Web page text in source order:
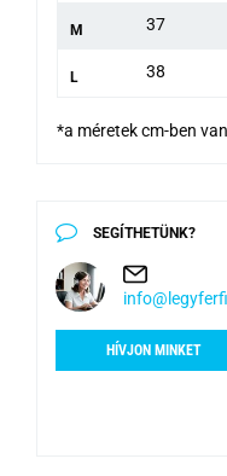
M 37
L 38
*a méretek cm-ben
SEGÍTHETÜNK?
HÍVJON MINKET